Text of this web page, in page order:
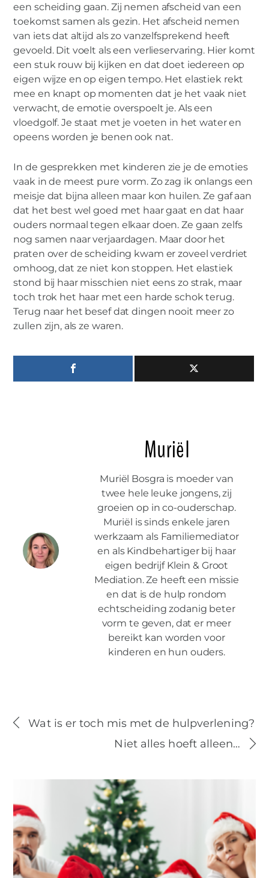
een scheiding gaan. Zij nemen afscheid van een
toekomst samen als gezin. Het afscheid nemen
van iets dat altijd als zo vanzelfsprekend heeft
gevoeld. Dit voelt als een verlieservaring. Hier komt
een stuk rouw bij kijken en dat doet iedereen op
eigen wijze en op eigen tempo. Het elastiek rekt
mee en knapt op momenten dat je het vaak niet
verwacht, de emotie overspoelt je. Als een
vloedgolf. Je staat met je voeten in het water en
opeens worden je benen ook nat.
In de gesprekken met kinderen zie je de emoties
vaak in de meest pure vorm. Zo zag ik onlangs een
meisje dat bijna alleen maar kon huilen. Ze gaf aan
dat het best wel goed met haar gaat en dat haar
ouders normaal tegen elkaar doen. Ze gaan zelfs
nog samen naar verjaardagen. Maar door het
praten over de scheiding kwam er zoveel verdriet
omhoog, dat ze niet kon stoppen. Het elastiek
stond bij haar misschien niet eens zo strak, maar
toch trok het haar met een harde schok terug.
Terug naar het besef dat dingen nooit meer zo
zullen zijn, als ze waren.
Muriël
Muriël Bosgra is moeder van
twee hele leuke jongens, zij
groeien op in co-ouderschap.
Muriël is sinds enkele jaren
werkzaam als Familiemediator
en als Kindbehartiger bij haar
eigen bedrijf Klein & Groot
Mediation. Ze heeft een missie
en dat is de hulp rondom
echtscheiding zodanig beter
vorm te geven, dat er meer
bereikt kan worden voor
kinderen en hun ouders.
Wat is er toch mis met de hulpverlening?
Niet alles hoeft alleen…